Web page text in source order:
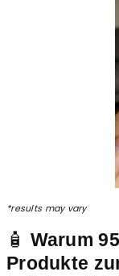
*results may vary
🧴 Warum
Produkte